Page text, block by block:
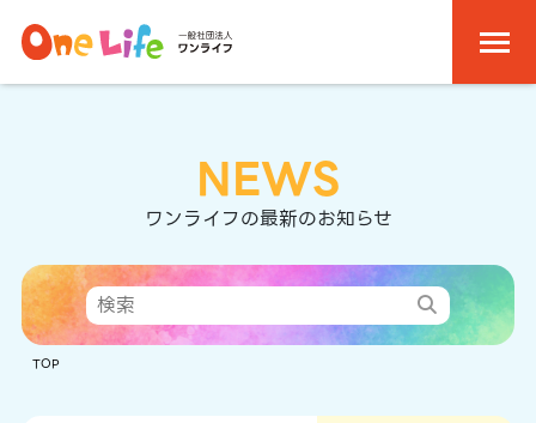
NEWS
ワンライフの最新のお知らせ
TOP